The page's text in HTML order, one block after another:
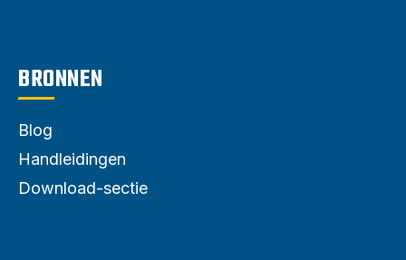
BRONNEN
Blog
Handleidingen
Download-sectie